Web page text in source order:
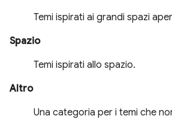
Temi ispirati ai grandi spazi
Spazio
Temi ispirati allo spazio.
Altro
Una categoria per i temi che